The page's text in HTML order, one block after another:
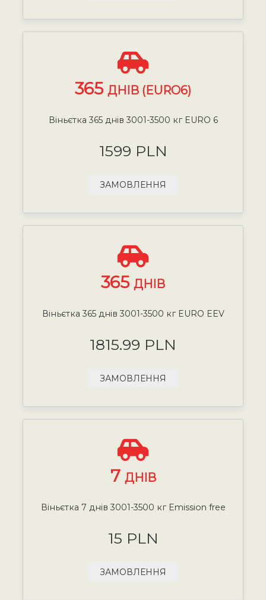
365 ДНІВ (EURO6)
Віньєтка 365 днів 3001-3500 кг EURO 6
1599 PLN
ЗАМОВЛЕННЯ
365 ДНІВ
Віньєтка 365 днів 3001-3500 кг EURO EEV
1815.99 PLN
ЗАМОВЛЕННЯ
7 ДНІВ
Віньєтка 7 днів 3001-3500 кг Emission free
15 PLN
ЗАМОВЛЕННЯ